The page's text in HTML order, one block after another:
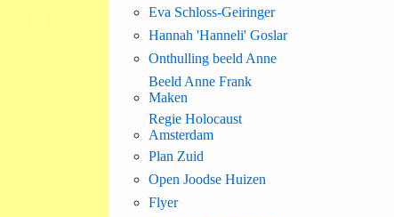
Eva Schloss-Geiringer
Hannah 'Hanneli' Goslar
Onthulling beeld Anne
Beeld Anne Frank
Maken
Regie Holocaust
Amsterdam
Plan Zuid
Open Joodse Huizen
Flyer